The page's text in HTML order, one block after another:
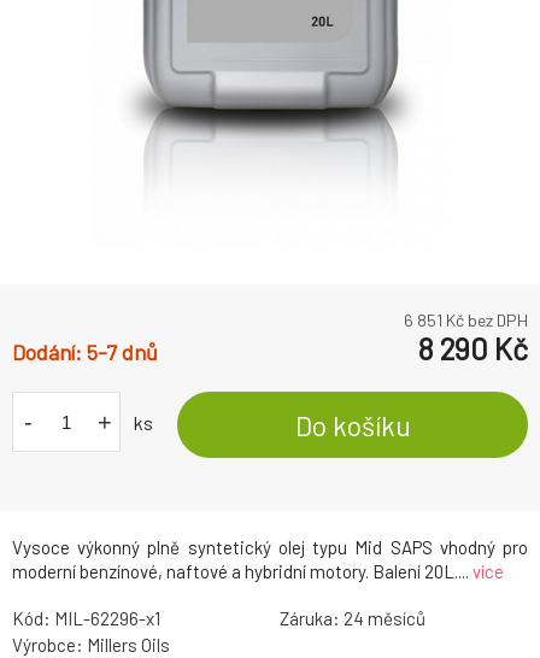
Vysoce výkonný plně syntetický olej typu Mid SAPS vhodný pro
moderní benzínové, naftové a hybridní motory. Balení 20L.... více
6 851 Kč bez DPH
5-7 dnů 8 290 Kč
- + ks Do košíku
Kód: MIL-62296-x1 Záruka: 24
Výrobce: Millers Oils